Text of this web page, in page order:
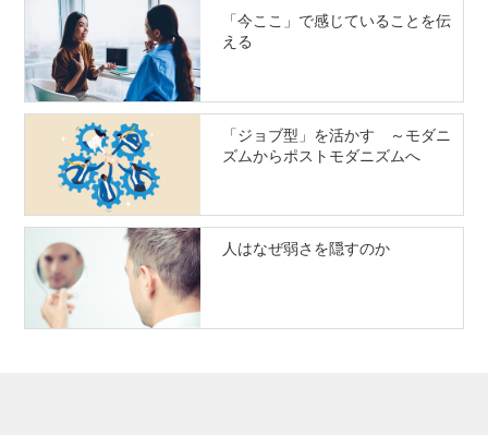
「今ここ」で感じていることを伝
える
「ジョブ型」を活かす ～モダニ
ズムからポストモダニズムへ
人はなぜ弱さを隠すのか